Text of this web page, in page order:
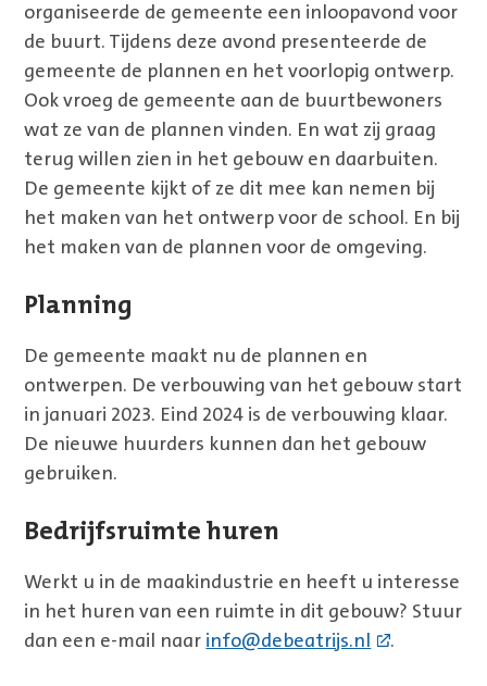
organiseerde de gemeente een inloopavond voor
de buurt. Tijdens deze avond presenteerde de
gemeente de plannen en het voorlopig ontwerp.
Ook vroeg de gemeente aan de buurtbewoners
wat ze van de plannen vinden. En wat zij graag
terug willen zien in het gebouw en daarbuiten.
De gemeente kijkt of ze dit mee kan nemen bij
het maken van het ontwerp voor de school. En bij
het maken van de plannen voor de omgeving.
Planning
De gemeente maakt nu de plannen en
ontwerpen. De verbouwing van het gebouw start
in januari 2023. Eind 2024 is de verbouwing klaar.
De nieuwe huurders kunnen dan het gebouw
gebruiken.
Bedrijfsruimte huren
Werkt u in de maakindustrie en heeft u interesse
in het huren van een ruimte in dit gebouw? Stuur
dan een e-mail naar info@debeatrijs.nl .